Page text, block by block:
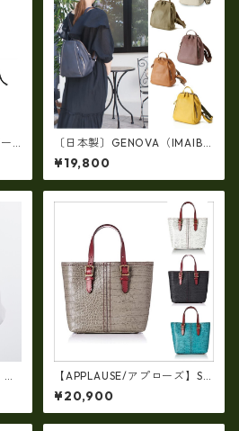
f
〔日本製〕GENOVA（IMAIBA
G）牛革製・シュリンクヌメ
Ｗジッパー・コンパクトリュ
ック ir-2858
¥19,800
【APPLAUSE/アプローズ】SA
FARI series 型押し クロコ レ
ザー トート ap-3739
¥20,900